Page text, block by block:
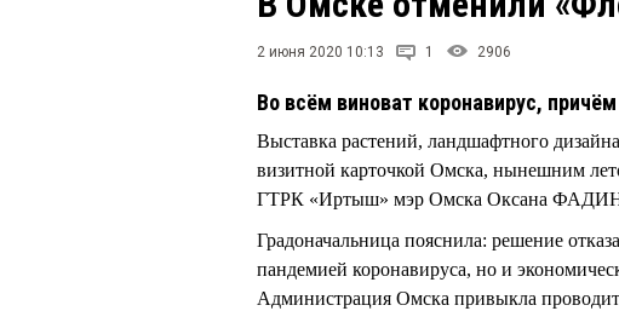
2 июня 2020 10:13 1 2906
Во всём виноват коронавирус,
Выставка растений, ландшафтного
визитной карточкой Омска, нынешним
ГТРК «Иртыш» мэр Омска Оксана
Градоначальница пояснила: решение
пандемией коронавируса, но и
Администрация Омска привыкла